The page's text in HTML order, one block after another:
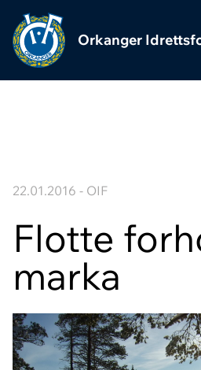
Orkanger
22.01.2016 - OIF
Flotte
marka